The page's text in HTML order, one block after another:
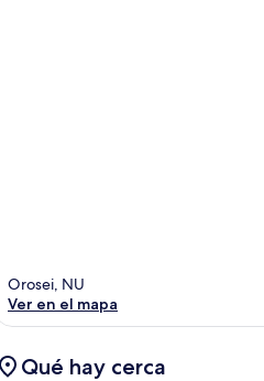
Orosei, NU
Ver en el mapa
Qué hay cerca